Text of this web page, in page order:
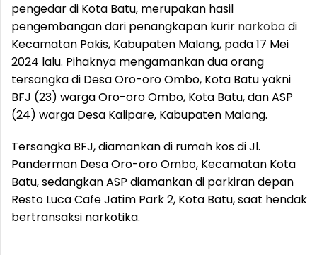
pengedar di Kota Batu, merupakan hasil
pengembangan dari penangkapan kurir narkobadi
Kecamatan Pakis, Kabupaten Malang, pada 17 Mei
2024 lalu. Pihaknya mengamankan dua orang
tersangka di Desa Oro-oro Ombo, Kota Batu yakni
BFJ (23) warga Oro-oro Ombo, Kota Batu, dan ASP
(24) warga Desa Kalipare, Kabupaten Malang.
Tersangka BFJ, diamankan di rumah kos di Jl.
Panderman Desa Oro-oro Ombo, Kecamatan Kota
Batu, sedangkan ASP diamankan di parkiran depan
Resto Luca Cafe Jatim Park 2, Kota Batu, saat hendak
bertransaksi narkotika.